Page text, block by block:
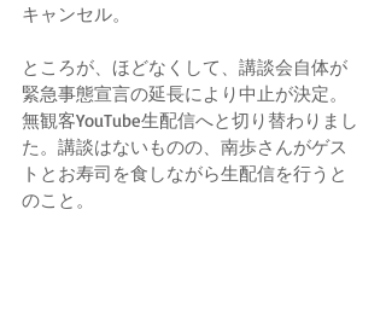
キャンセル。
ところが、ほどなくして、講談会自体が
緊急事態宣言の延長により中止が決定。
無観客YouTube生配信へと切り替わりまし
た。講談はないものの、南歩さんがゲス
トとお寿司を食しながら生配信を行うと
のこと。